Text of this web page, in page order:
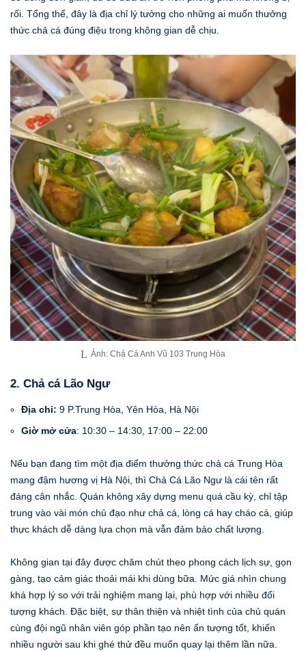
rối. Tổng thể, đây là địa chỉ lý tưởng cho những ai muốn thưởng
thức chả cá đúng điệu trong không gian dễ chịu.
Ảnh: Chả Cá Anh Vũ 103 Trung Hòa
2. Chả cá Lão Ngư
Địa chỉ: 9 P.Trung Hòa, Yên Hòa, Hà Nội
Giờ mở cửa: 10:30 – 14:30, 17:00 – 22:00
Nếu bạn đang tìm một địa điểm thưởng thức chả cá Trung Hòa
mang đậm hương vị Hà Nội, thì Chả Cá Lão Ngư là cái tên rất
đáng cân nhắc. Quán không xây dựng menu quá cầu kỳ, chỉ tập
trung vào vài món chủ đạo như chả cá, lòng cá hay cháo cá, giúp
thực khách dễ dàng lựa chọn mà vẫn đảm bảo chất lượng.
Không gian tại đây được chăm chút theo phong cách lịch sự, gọn
gàng, tạo cảm giác thoải mái khi dùng bữa. Mức giá nhìn chung
khá hợp lý so với trải nghiệm mang lại, phù hợp với nhiều đối
tượng khách. Đặc biệt, sự thân thiện và nhiệt tình của chủ quán
cùng đội ngũ nhân viên góp phần tạo nên ấn tượng tốt, khiến
nhiều người sau khi ghé thử đều muốn quay lại thêm lần nữa.